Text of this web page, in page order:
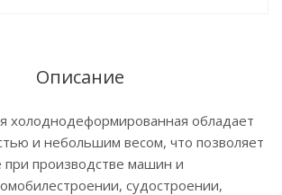
Описание
холоднодеформированная обладает
и небольшим весом, что позволяет
при производстве машин и
судостроении,